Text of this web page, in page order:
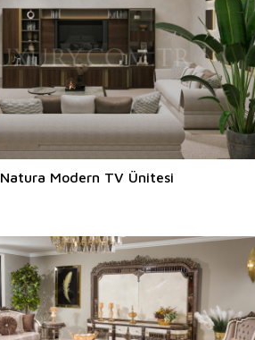
Natura Modern TV Ünitesi